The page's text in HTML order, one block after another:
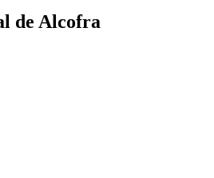
de Alcofra